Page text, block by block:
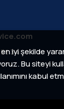
34
iyi şekilde
Bu siteyi
kabul